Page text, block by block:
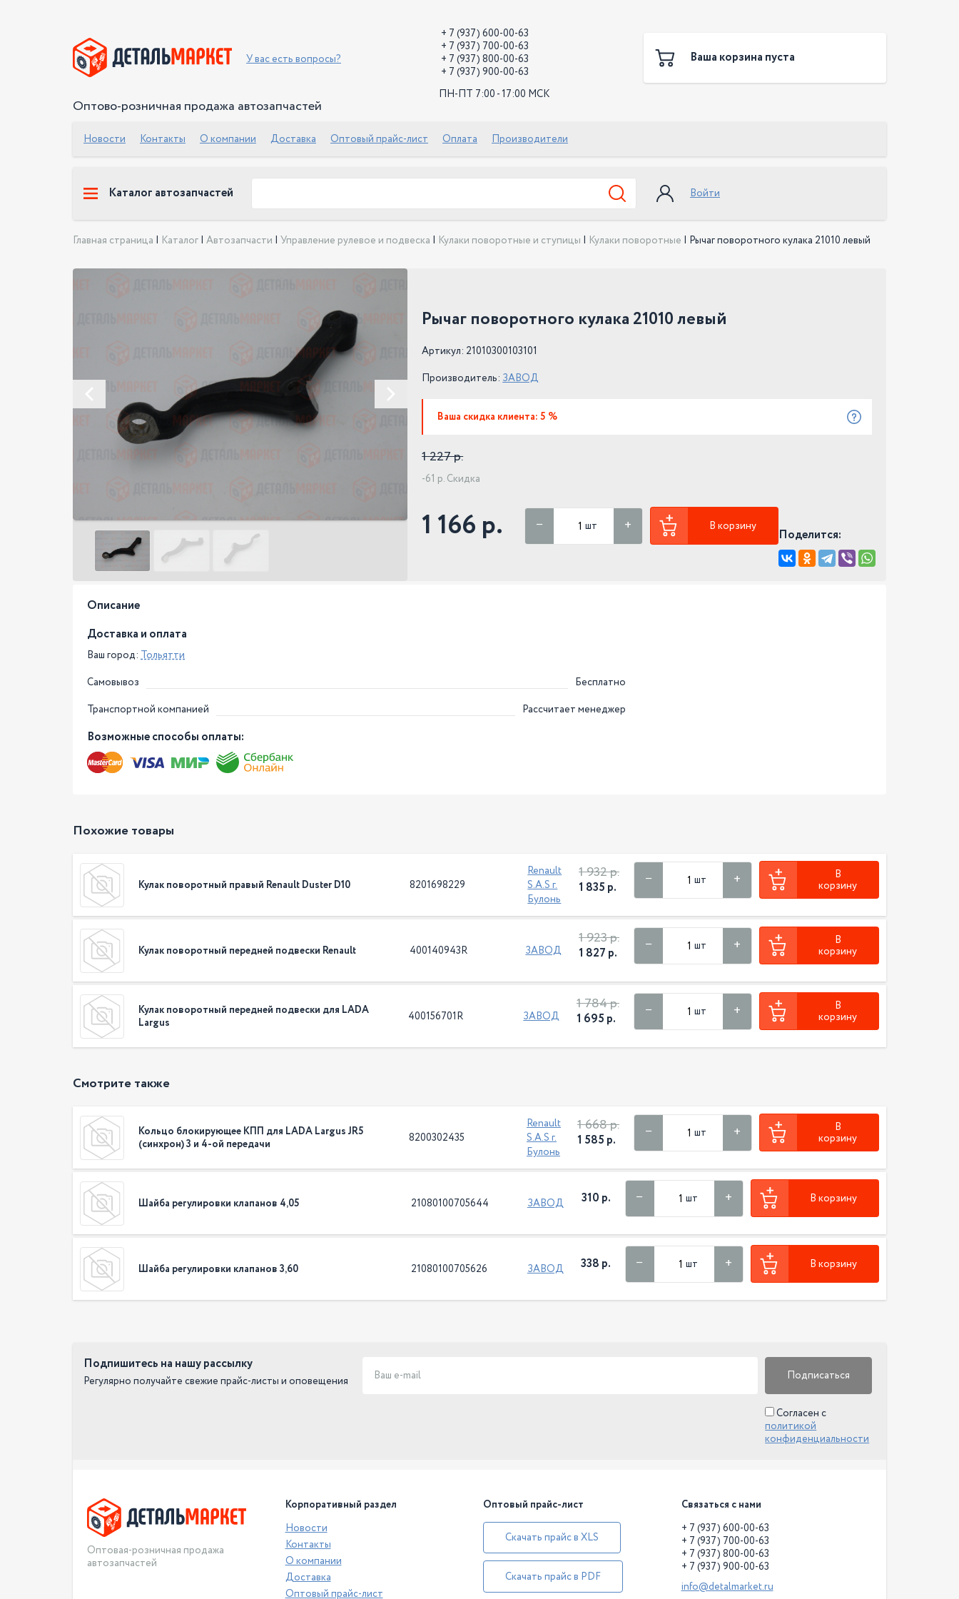
Оптово-розничная продажа автозапчастей
У вас есть вопросы?
+ 7 (937) 600-00-63
+ 7 (937) 700-00-63
+ 7 (937) 800-00-63
+ 7 (937) 900-00-63
ПН-ПТ 7:00 - 17:00 МСК
Ваша корзина пуста
Новости Контакты О компании Доставка Оптовый прайс-лист Оплата Производители
Каталог автозапчастей Войти
Главная страница | Каталог | Автозапчасти | Управление рулевое и подвеска | Кулаки поворотные и ступицы | Кулаки поворотные | Рычаг поворотного кулака 21010 левый
Рычаг поворотного кулака 21010 левый
Артикул: 21010300103101
Производитель:ЗАВОД
Ваша скидка клиента: 5 %
1 227 р.
-61 р. Скидка
1 166 р. шт В корзину
Поделится:
Описание
Доставка и оплата
Ваш город: Тольятти
Самовывоз
Бесплатно
Транспортной компанией
Рассчитает менеджер
Возможные способы оплаты:
Похожие товары
Кулак поворотный правый Renault Duster D10 8201698229
Renault
S.A.S г.
Булонь
1 932 р.
1 835 р. шт
В
корзину
Кулак поворотный передней подвески Renault 400140943R ЗАВОД
1 923 р.
1 827 р. шт
В
корзину
Кулак поворотный передней подвески для LADA
Largus
400156701R ЗАВОД
1 784 р.
1 695 р. шт
В
корзину
Смотрите также
Кольцо блокирующее КПП для LADA Largus JR5
(синхрон) 3 и 4-ой передачи
8200302435
Renault
S.A.S г.
Булонь
1 668 р.
1 585 р. шт
В
корзину
Шайба регулировки клапанов 4,05 21080100705644 ЗАВОД 310 р. шт В корзину
Шайба регулировки клапанов 3,60 21080100705626 ЗАВОД 338 р. шт В корзину
Подпишитесь на нашу рассылку
Регулярно получайте свежие прайс-листы и оповещения Подписаться
Согласен с
политикой
конфиденциальности
Оптовая-розничная продажа
автозапчастей
Корпоративный раздел
Новости
Контакты
О компании
Доставка
Оптовый прайс-лист
Оптовый прайс-лист
Скачать прайс в XLS
Скачать прайс в PDF
Связаться с нами
+ 7 (937) 600-00-63
+ 7 (937) 700-00-63
+ 7 (937) 800-00-63
+ 7 (937) 900-00-63
info@detalmarket.ru